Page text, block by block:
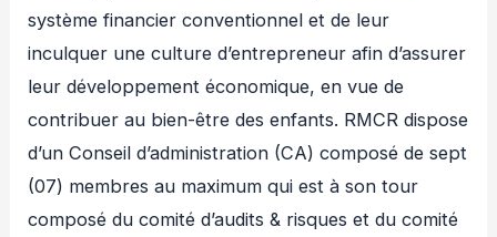
système financier conventionnel et de leur
inculquer une culture d’entrepreneur afin d’assurer
leur développement économique, en vue de
contribuer au bien-être des enfants. RMCR dispose
d’un Conseil d’administration (CA) composé de sept
(07) membres au maximum qui est à son tour
composé du comité d’audits & risques et du comité